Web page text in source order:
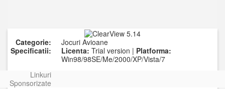
Categorie:
Jocuri Avioane
Specificatii:
Licenta: Trial version | Platforma:
Win98/98SE/Me/2000/XP/Vista/7
Linkuri
Sponsorizate